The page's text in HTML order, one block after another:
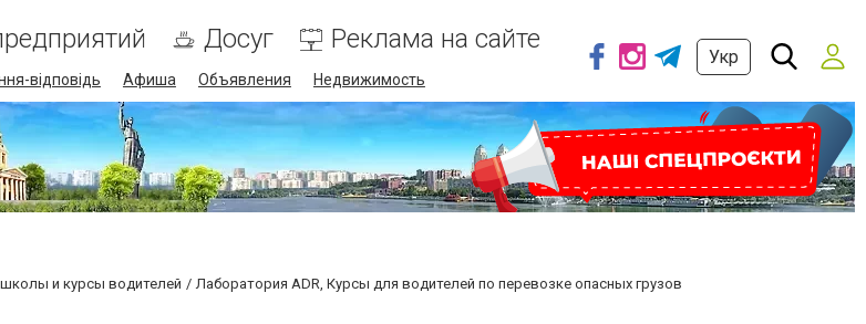
Досуг Реклама на сайте
відповідь Афиша Объявления Недвижимость
Укр
и курсы водителей Лаборатория ADR, Курсы для водителей по перевозке опасных грузов